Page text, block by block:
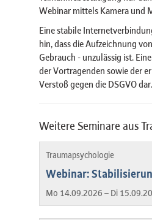
Webinar mittels Kamera und
Eine stabile
hin, dass die Aufzeichnung
Gebrauch - unzulässig ist.
der Vortragenden sowie der
Verstoß gegen die DSGVO dar.
Weitere Seminare aus
Traumapsychologie
Webinar:
Mo 14.09.2026 – Di